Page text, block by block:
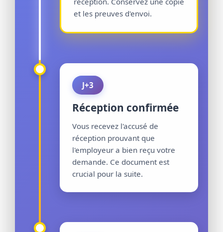
et les preuves d'envoi.
J+3
Réception confirmée
Vous recevez l'accusé de
réception prouvant que
l'employeur a bien reçu votre
demande. Ce document est
crucial pour la suite.